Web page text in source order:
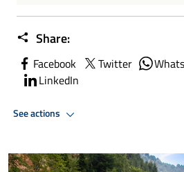
Share:
Facebook Twitter
LinkedIn
See actions